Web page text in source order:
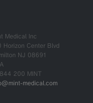
Medical Inc
Horizon Center Blvd
NJ 08691
200 MINT
medical.com